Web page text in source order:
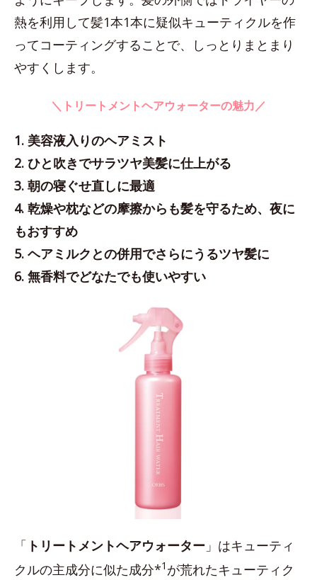
熱を利用して髪1本1本に疑似キューティクルを作
ってコーティングすることで、しっとりまとまり
やすくします。
＼トリートメントヘアウォーターの魅力／
1. 美容液入りのヘアミスト
2. ひと吹きでサラツヤ美髪に仕上がる
3. 朝の寝ぐせ直しに最適
4. 乾燥や枕などの摩擦からも髪を守るため、夜に
もおすすめ
5. ヘアミルクとの併用でさらにうるツヤ髪に
6. 無香料でどなたでも使いやすい
「 トリートメントヘアウォーター 」はキューティ
クルの主成分に似た成分*1 が荒れたキューティク